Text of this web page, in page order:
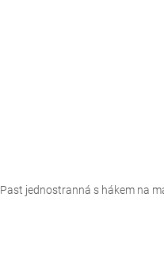
Past jednostranná s hákem na